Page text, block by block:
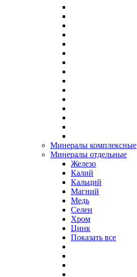
Минералы комплексные
Минералы отдельные
Железо
Калий
Кальций
Магний
Медь
Селен
Хром
Цинк
Показать все